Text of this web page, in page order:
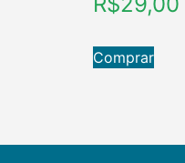
Comprar